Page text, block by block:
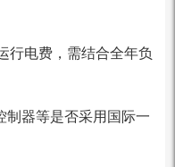
行电费，需结合全年负
制器等是否采用国际一